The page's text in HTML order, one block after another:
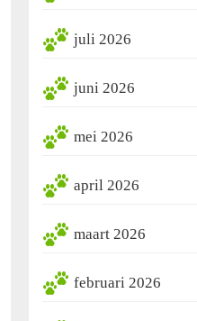
juli 2026
juni 2026
mei 2026
april 2026
maart 2026
februari 2026